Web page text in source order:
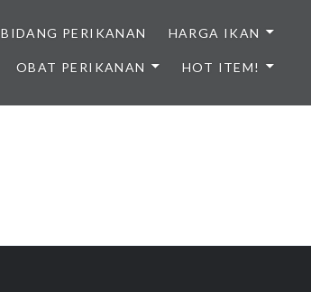
PERIKANAN HARGA IKAN
OBAT PERIKANAN HOT ITEM!